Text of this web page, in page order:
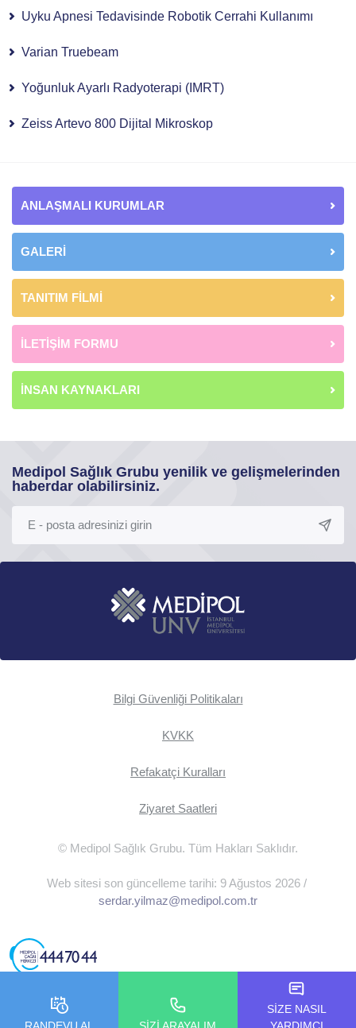
Uyku Apnesi Tedavisinde Robotik Cerrahi Kullanımı
Varian Truebeam
Yoğunluk Ayarlı Radyoterapi (IMRT)
Zeiss Artevo 800 Dijital Mikroskop
ANLAŞMALI KURUMLAR
GALERİ
TANITIM FİLMİ
İLETİŞİM FORMU
İNSAN KAYNAKLARI
Medipol Sağlık Grubu yenilik ve gelişmelerinden
haberdar olabilirsiniz.
Bilgi Güvenliği Politikaları
KVKK
Refakatçi Kuralları
Ziyaret Saatleri
© Medipol Sağlık Grubu. Tüm Hakları Saklıdır.
Web sitesi son güncelleme tarihi: 9 Ağustos 2026 /
serdar.yilmaz@medipol.com.tr
SİZE NASIL